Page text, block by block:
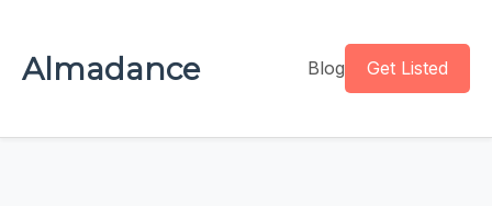
Almadance Blog Get Listed